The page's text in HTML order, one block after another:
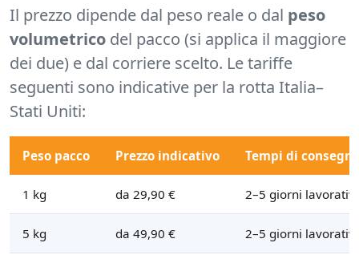
Il prezzo dipende dal peso reale o dal peso
volumetrico del pacco (si applica il maggiore
dei due) e dal corriere scelto. Le tariffe
seguenti sono indicative per la rotta Italia–
Stati Uniti:
Peso pacco Prezzo indicativo Tempi di consegna
1 kg da 29,90 € 2–5 giorni lavorativi
5 kg da 49,90 € 2–5 giorni lavorativi